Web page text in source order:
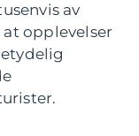
av
opplevelser